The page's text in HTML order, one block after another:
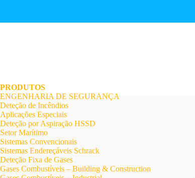
PRODUTOS
ENGENHARIA DE SEGURANÇA
Deteção de Incêndios
Aplicações Especiais
Deteção por Aspiração HSSD
Setor Marítimo
Sistemas Convencionais
Sistemas Endereçáveis Schrack
Deteção Fixa de Gases
Gases Combustíveis – Building & Construction